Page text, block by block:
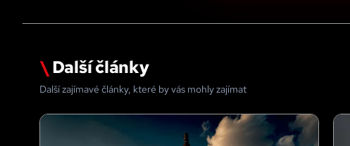
\ Další články
Další zajímavé články, které by vás mohly zajímat